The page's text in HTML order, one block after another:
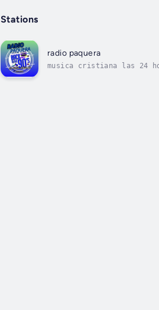
Stations
radio paquera
musica cristiana las 24